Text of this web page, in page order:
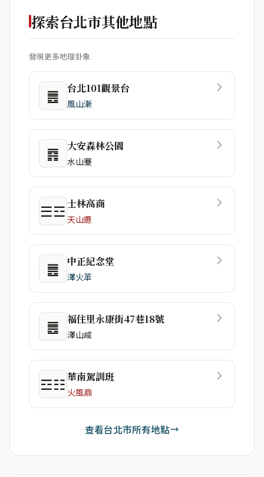
探索台北市其他地點
發現更多地理卦象
䷌ 台北101觀景台
風山漸
䷴ 大安森林公園
水山蹇
☰☲士林高商
天山遯
䷌ 中正紀念堂
澤火革
䷌ 福住里永康街47巷18號
澤山咸
☲☷華南駕訓班
火風鼎
查看台北市所有地點